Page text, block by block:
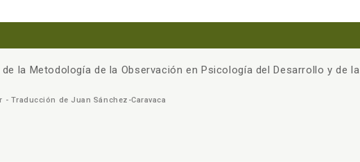
la Metodología de la Observación en Psicología del Desarrollo y de la
- Traducción de Juan Sánchez-Caravaca
- +